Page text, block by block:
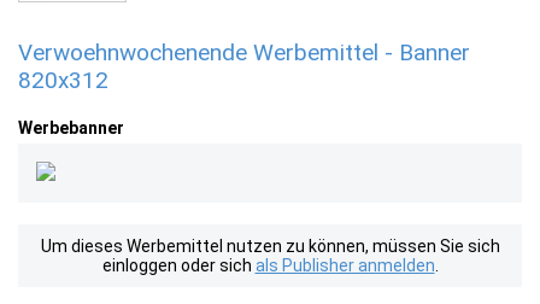
Verwoehnwochenende Werbemittel - Banner
820x312
Werbebanner
Um dieses Werbemittel nutzen zu können, müssen Sie sich
einloggen oder sich als Publisher anmelden